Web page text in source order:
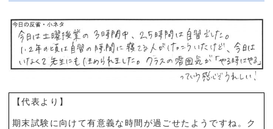
【代表より】
期末試験に向けて有意義な時間が過ごせたようですね。ク